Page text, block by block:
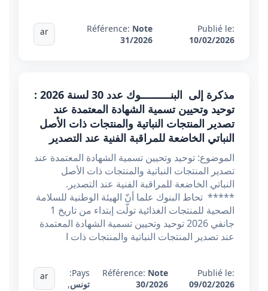
Publié le:
10/02/2026
Référence: Note
31/2026
ar
مذكرة إلى البنــــــــــوك عدد 30 لسنة 2026 :
توحيد وتحيين تسمية الشهادة المعتمدة عند
تصدير المنتجات النباتية والمنتجات ذات الأصل
النباتي الخاضعة للمراقبة الفنية عند التصدير
الموضوع: توحيد وتحيين تسمية الشهادة المعتمدة عند
تصدير المنتجات النباتية والمنتجات ذات الأصل
النباتي الخاضعة للمراقبة الفنية عند التصدير.
***** تحاط البنوك علما أنّ الهيئة الوطنية للسلامة
الصحية للمنتجات الغذائية تولّت إبتداء من تاريخ 1
جانفي 2026 توحيد وتحيين تسمية الشهادة المعتمدة
عند تصدير المنتجات النباتية والمنتجات ذات ا
Publié le:
09/02/2026
Référence: Note
30/2026
Pays:
تونس,
ar